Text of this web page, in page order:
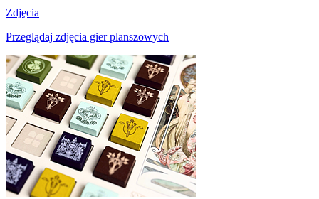
Zdjęcia
Przeglądaj zdjęcia gier planszowych